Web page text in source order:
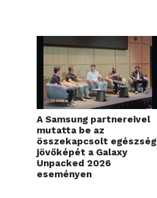
A Samsung partnereivel
mutatta be az
összekapcsolt egészség
jövőképét a Galaxy
Unpacked 2026
eseményen